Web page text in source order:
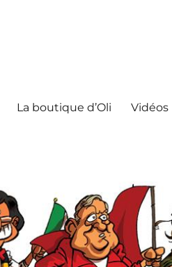
La boutique d’Oli Vidéos